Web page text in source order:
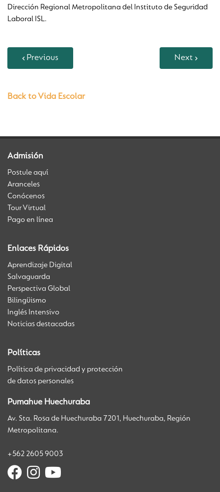
Dirección Regional Metropolitana del Instituto de Seguridad
Laboral ISL.
Previous Next
Back to Vida Escolar
Admisión
Postule aquí
Aranceles
Conócenos
Tour Virtual
Pago en línea
Enlaces Rápidos
Aprendizaje Digital
Salvaguarda
Perspectiva Global
Bilingüismo
Inglés Intensivo
Noticias destacadas
Políticas
Política de privacidad y protección
de datos personales
Pumahue Huechuraba
Av. Sta. Rosa de Huechuraba 7201, Huechuraba, Región
Metropolitana.
+562 2605 9003